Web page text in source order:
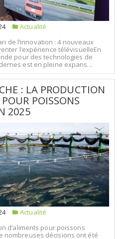
Actualité
de l’innovation : 4 nouveaux
l’expérience télévisuelleEn
pour des technologies de
est en pleine expans...
: LA PRODUCTION
POISSONS
2025
Actualité
d’aliments pour poissons
nombreuses décisions ont été